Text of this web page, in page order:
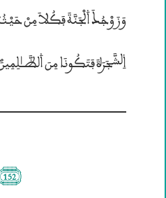
وَزَوْجُــكَ ۰لْجَنَّةَ فَكُلاَ مِنْ
۱لشَّجَرَةَ فَتَكُونَا مِنَ ۰لظَّــٰلِمِينَؐ (18)
(152)